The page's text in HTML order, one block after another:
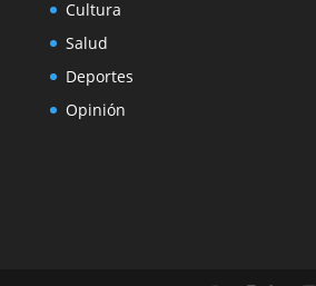
Cultura
Salud
Deportes
Opinión